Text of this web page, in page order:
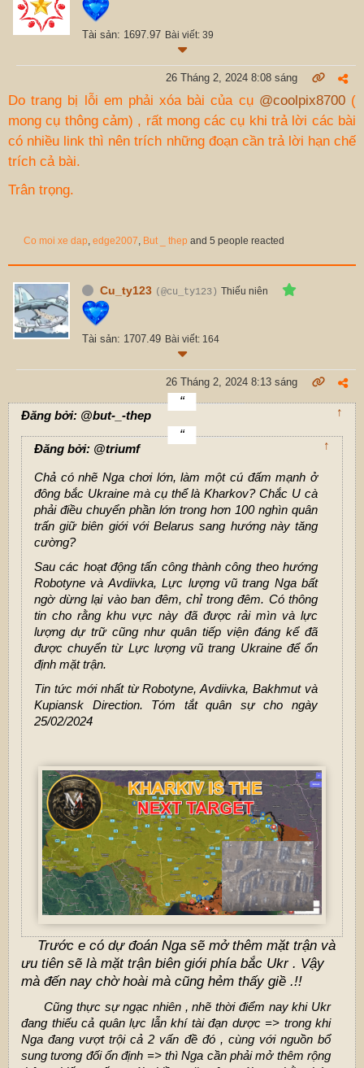
Tài sản: 1697.97 Bài viết: 39
26 Tháng 2, 2024 8:08 sáng
Do trang bị lỗi em phải xóa bài của cụ @coolpix8700(
mong cụ thông cảm) , rất mong các cụ khi trả lời các bài
có nhiều link thì nên trích những đoạn cần trả lời hạn chế
trích cả bài.
Trân trọng.
Co moi xe dap, edge2007, But _ thep and 5 people reacted
Cu_ty123 (@cu_ty123) Thiếu niên
Tài sản: 1707.49 Bài viết: 164
26 Tháng 2, 2024 8:13 sáng
Đăng bởi: @but-_-thep ↑
Đăng bởi: @triumf ↑
Chả có nhẽ Nga chơi lớn, làm một cú đấm mạnh ở
đông bắc Ukraine mà cụ thể là Kharkov? Chắc U cà
phải điều chuyển phần lớn trong hơn 100 nghìn quân
trấn giữ biên giới với Belarus sang hướng này tăng
cường?
Sau các hoạt động tấn công thành công theo hướng
Robotyne và Avdiivka, Lực lượng vũ trang Nga bất
ngờ dừng lại vào ban đêm, chỉ trong đêm. Có thông
tin cho rằng khu vực này đã được rải mìn và lực
lượng dự trữ cũng như quân tiếp viện đáng kể đã
được chuyển từ Lực lượng vũ trang Ukraine để ổn
định mặt trận.
Tin tức mới nhất từ Robotyne, Avdiivka, Bakhmut và
Kupiansk Direction. Tóm tắt quân sự cho ngày
25/02/2024
Trước e có dự đoán Nga sẽ mở thêm mặt trận và
ưu tiên sẽ là mặt trận biên giới phía bắc Ukr . Vậy
mà đến nay chờ hoài mà cũng hẻm thấy giề .!!
Cũng thực sự ngạc nhiên , nhẽ thời điểm nay khi Ukr
đang thiếu cả quân lực lẫn khí tài đạn dược => trong khi
Nga đang vượt trội cả 2 vấn đề đó , cùng với nguồn bổ
sung tương đối ổn định => thì Nga cần phải mở thêm rộng